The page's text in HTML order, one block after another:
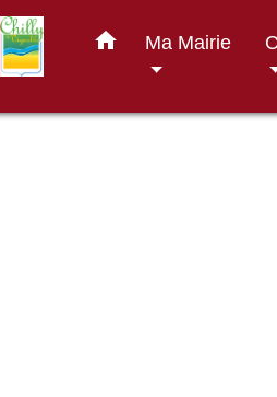
home Ma Mairie